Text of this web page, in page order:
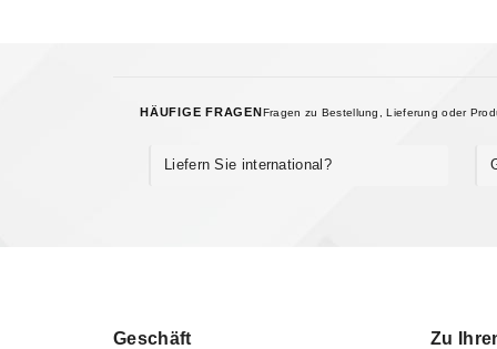
HÄUFIGE FRAGENFragen zu Bestellung, Lieferung oder
Liefern Sie international?
Geschäft Zu